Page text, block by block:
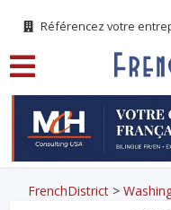
Référencez votre
FrenchDistrict >